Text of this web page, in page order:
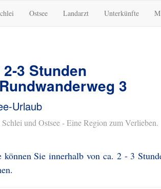
Ostsee Landarzt Unterkünfte
3 Stunden
3
Urlaub
und Ostsee - Eine Region zum Verlieben.
können Sie innerhalb von ca. 2 - 3